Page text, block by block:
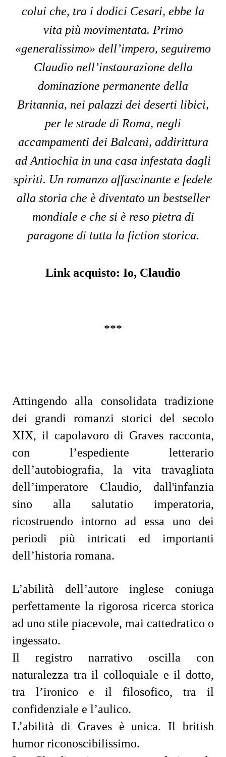
colui che, tra i dodici Cesari, ebbe la
vita più movimentata. Primo
«generalissimo» dell’impero, seguiremo
Claudio nell’instaurazione della
dominazione permanente della
Britannia, nei palazzi dei deserti libici,
per le strade di Roma, negli
accampamenti dei Balcani, addirittura
ad Antiochia in una casa infestata dagli
spiriti. Un romanzo affascinante e fedele
alla storia che è diventato un bestseller
mondiale e che si è reso pietra di
paragone di tutta la fiction storica.
Link acquisto: Io, Claudio
***
Attingendo alla consolidata tradizione
dei grandi romanzi storici del secolo
XIX, il capolavoro di Graves racconta,
con l’espediente letterario
dell’autobiografia, la vita travagliata
dell’imperatore Claudio, dall'infanzia
sino alla salutatio imperatoria,
ricostruendo intorno ad essa uno dei
periodi più intricati ed importanti
dell’historia romana.
L’abilità dell’autore inglese coniuga
perfettamente la rigorosa ricerca storica
ad uno stile piacevole, mai cattedratico o
ingessato.
Il registro narrativo oscilla con
naturalezza tra il colloquiale e il dotto,
tra l’ironico e il filosofico, tra il
confidenziale e l’aulico.
L’abilità di Graves è unica. Il british
humor riconoscibilissimo.